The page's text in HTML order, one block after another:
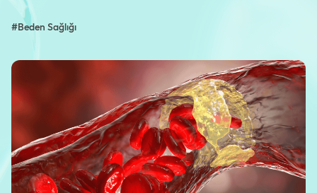
#Beden Sağlığı